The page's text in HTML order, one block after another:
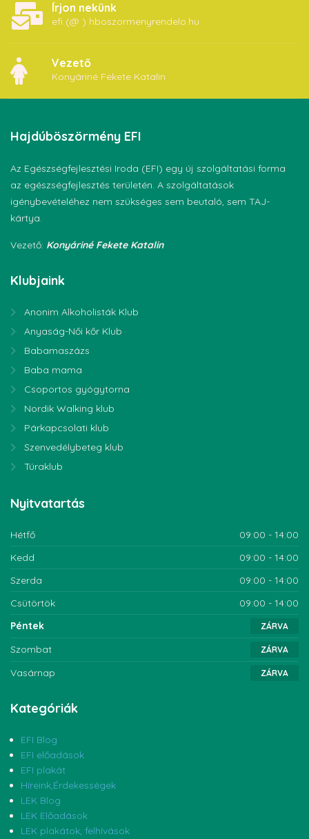
Írjon nekünk
efi (@ ) hboszormenyrendelo.hu
Vezető
Konyáriné Fekete Katalin
Hajdúböszörmény EFI
Az Egészségfejlesztési Iroda (EFI) egy új szolgáltatási forma
az egészségfejlesztés területén. A szolgáltatások
igénybevételéhez nem szükséges sem beutaló, sem TAJ-
kártya.
Vezető: Konyáriné Fekete Katalin
Klubjaink
Anonim Alkoholisták Klub
Anyaság-Női kőr Klub
Babamaszázs
Baba mama
Csoportos gyógytorna
Nordik Walking klub
Párkapcsolati klub
Szenvedélybeteg klub
Túraklub
Nyitvatartás
Hétfő
09:00 - 14:00
Kedd
09:00 - 14:00
Szerda
09:00 - 14:00
Csütörtök
09:00 - 14:00
Péntek
ZÁRVA
Szombat ZÁRVA
Vasárnap ZÁRVA
Kategóriák
EFI Blog
EFI előadások
EFI plakát
Híreink,Érdekességek
LEK Blog
LEK Előadások
LEK plakátok, felhívások